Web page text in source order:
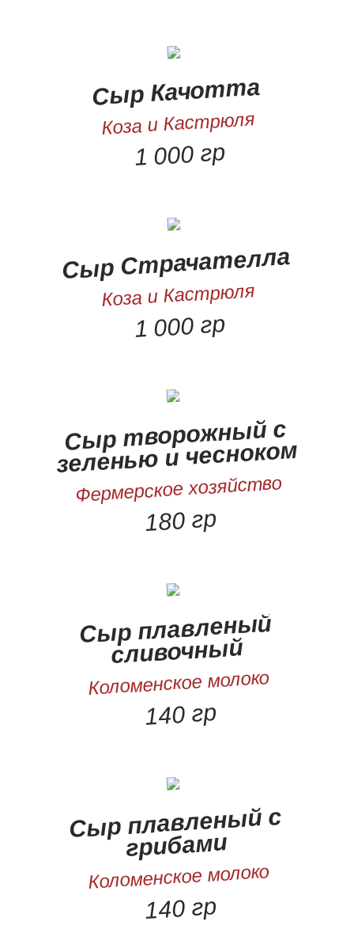
Сыр Качотта
Коза и Кастрюля
1 000 гр
Сыр Страчателла
Коза и Кастрюля
1 000 гр
Сыр творожный с
зеленью и чесноком
Фермерское хозяйство
180 гр
Сыр плавленый
сливочный
Коломенское молоко
140 гр
Сыр плавленый с
грибами
Коломенское молоко
140 гр